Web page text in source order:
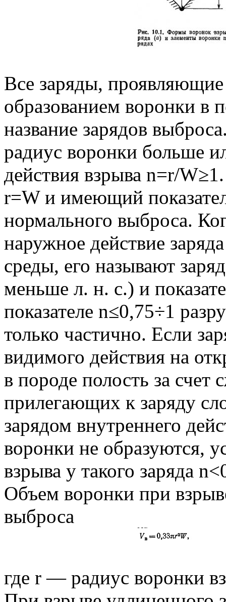
Все заряды,
образованием воронки в
название зарядов
радиус воронки большe
действия взрыва n=r/
r=W и имеющий
нормального выброса.
наружное действие
среды, его называют
меньше л. н. с.) и
показателе n≤0,75÷1
только частично. Если
видимого действия на
в породе полость за счет
прилегающих к заряду
зарядом внутреннего
воронки не образуются,
взрыва у такого заряда
Объем воронки при
выброса
где r — радиус воронки